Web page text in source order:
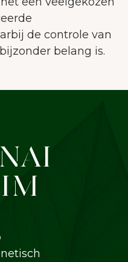
de controle van
belang is.
te verbeteren.